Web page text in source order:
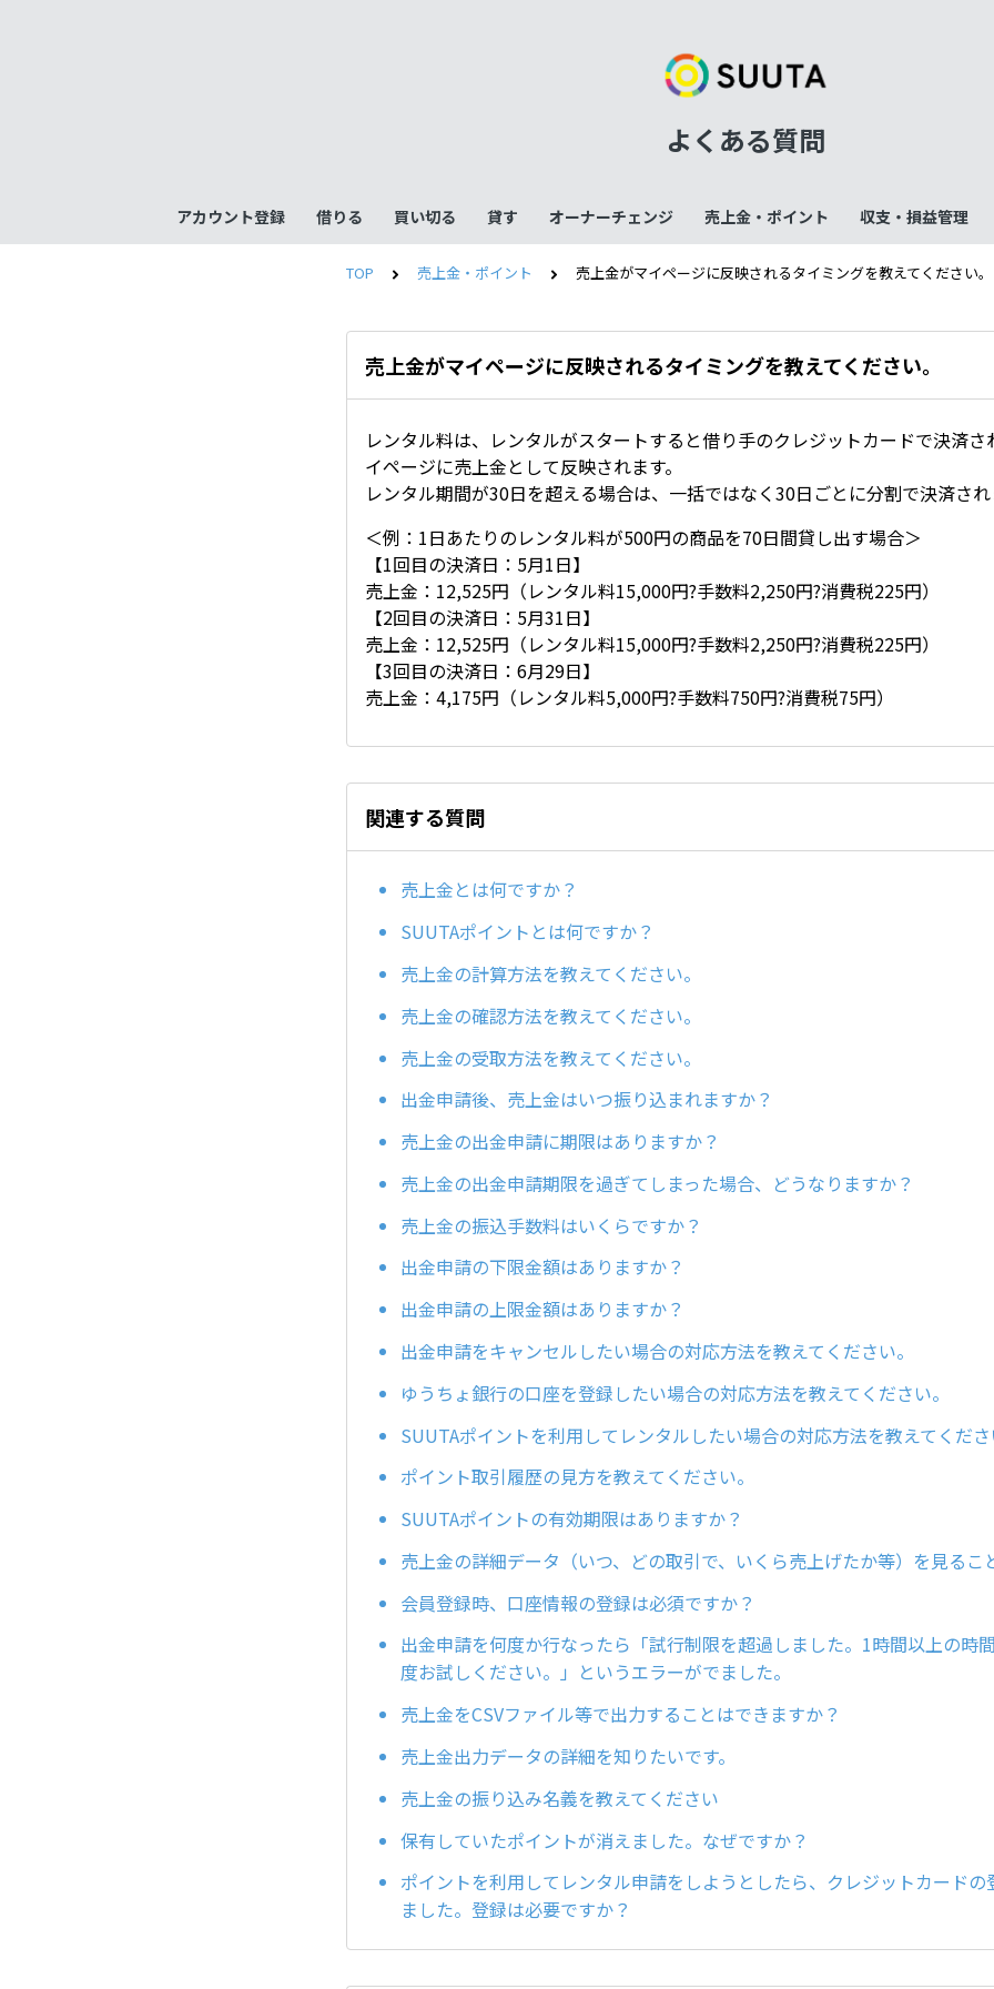
よくある質問
アカウント登録 借りる 買い切る 貸す オーナーチェンジ 売上金・ポイント 収支・損益管理
TOP 売上金・ポイント 売上金がマイページに反映されるタイミングを教えてください。
売上金がマイページに反映されるタイミングを教えてください。
レンタル料は、レンタルがスタートすると借り手のクレジットカードで決済
イページに売上金として反映されます。
レンタル期間が30日を超える場合は、一括ではなく30日ごとに分割で決済さ
＜例：1日あたりのレンタル料が500円の商品を70日間貸し出す場合＞
【1回目の決済日：5月1日】
売上金：12,525円（レンタル料15,000円?手数料2,250円?消費税225円）
【2回目の決済日：5月31日】
売上金：12,525円（レンタル料15,000円?手数料2,250円?消費税225円）
【3回目の決済日：6月29日】
売上金：4,175円（レンタル料5,000円?手数料750円?消費税75円）
関連する質問
売上金とは何ですか？
SUUTAポイントとは何ですか？
売上金の計算方法を教えてください。
売上金の確認方法を教えてください。
売上金の受取方法を教えてください。
出金申請後、売上金はいつ振り込まれますか？
売上金の出金申請に期限はありますか？
売上金の出金申請期限を過ぎてしまった場合、どうなりますか？
売上金の振込手数料はいくらですか？
出金申請の下限金額はありますか？
出金申請の上限金額はありますか？
出金申請をキャンセルしたい場合の対応方法を教えてください。
ゆうちょ銀行の口座を登録したい場合の対応方法を教えてください。
SUUTAポイントを利用してレンタルしたい場合の対応方法を教えてくだ
ポイント取引履歴の見方を教えてください。
SUUTAポイントの有効期限はありますか？
売上金の詳細データ（いつ、どの取引で、いくら売上げたか等）を見るこ
会員登録時、口座情報の登録は必須ですか？
出金申請を何度か行なったら「試行制限を超過しました。1時間以上の時
度お試しください。」というエラーがでました。
売上金をCSVファイル等で出力することはできますか？
売上金出力データの詳細を知りたいです。
売上金の振り込み名義を教えてください
保有していたポイントが消えました。なぜですか？
ポイントを利用してレンタル申請をしようとしたら、クレジットカードの
ました。登録は必要ですか？